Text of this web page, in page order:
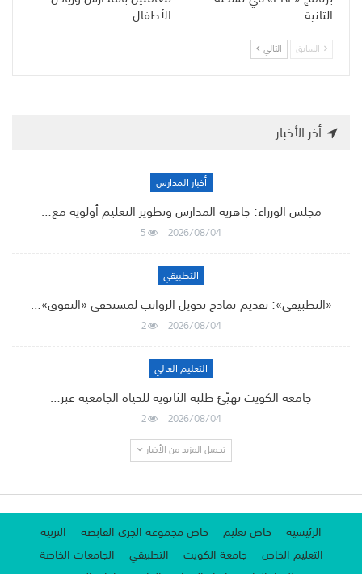
الثانية الأطفال
السابق التالي
أخر الأخبار
أخبار المدارس
مجلس الوزراء: جاهزية المدارس وتطوير التعليم أولوية مع…
2026/08/04
5
التطبيقي
«التطبيقي»: تقديم نماذج تحويل الرواتب لمستحقي «التفوق»…
2026/08/04
2
التعليم العالي
جامعة الكويت تهيّئ طلبة الثانوية للحياة الجامعية عبر…
2026/08/04
2
تحميل المزيد من الأخبار
الرئيسية خاص تعليم خاص مجموعة الجري القابضة
التربية
التعليم الخاص
جامعة الكويت التطبيقي
الجامعات الخاصة